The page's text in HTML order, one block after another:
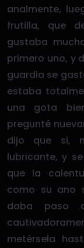
analmente,
frutilla, que
gustaba
primero uno, y
guardia se
estaba
una gota
pregunté
dijo que si,
lubricante, y
que la
como su ano
daba paso
metérsela